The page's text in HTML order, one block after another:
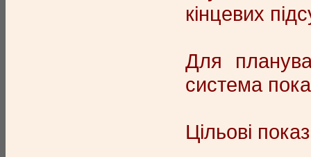
кінцевих
Для
система
Цільові